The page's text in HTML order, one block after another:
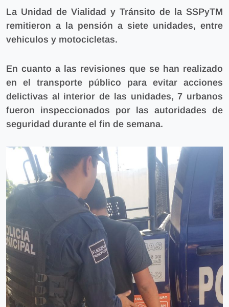
La Unidad de Vialidad y Tránsito de la SSPyTM
remitieron a la pensión a siete unidades, entre
vehiculos y motocicletas.
En cuanto a las revisiones que se han realizado
en el transporte público para evitar acciones
delictivas al interior de las unidades, 7 urbanos
fueron inspeccionados por las autoridades de
seguridad durante el fin de semana.